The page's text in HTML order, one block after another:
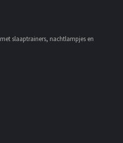
slaaptrainers, nachtlampjes en